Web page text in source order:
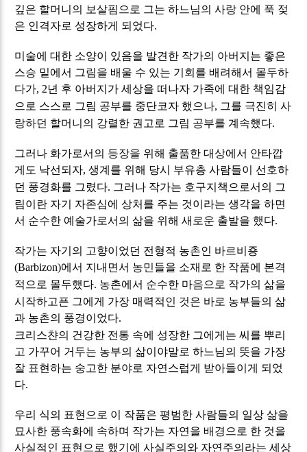
깊은 할머니의 보살핌으로 그는 하느님의 사랑 안에 푹 젖
은 인격자로 성장하게 되었다.
미술에 대한 소양이 있음을 발견한 작가의 아버지는 좋은
스승 밑에서 그림을 배울 수 있는 기회를 배려해서 몰두하
다가, 2년 후 아버지가 세상을 떠나자 가족에 대한 책임감
으로 스스로 그림 공부를 중단코자 했으나, 그를 극진히 사
랑하던 할머니의 강렬한 권고로 그림 공부를 계속했다.
그러나 화가로서의 등장을 위해 출품한 대상에서 안타깝
게도 낙선되자,생계를 위해 당시 부유층 사람들이 선호하
던 풍경화를 그렸다. 그러나 작가는 호구지책으로서의 그
림이란 자기 자존심에 상처를 주는 것이라는 생각을 하면
서 순수한 예술가로서의 삶을 위해 새로운 출발을 했다.
작가는 자기의 고향이었던 전형적 농촌인 바르비죵
(Barbizon)에서 지내면서 농민들을 소재로 한 작품에 본격
적으로 몰두했다. 농촌에서 순수한 마음으로 작가의 삶을
시작하고픈 그에게 가장 매력적인 것은 바로 농부들의 삶
과 농촌의 풍경이었다.
크리스챤의 건강한 전통 속에 성장한 그에게는 씨를 뿌리
고 가꾸어 거두는 농부의 삶이야말로 하느님의 뜻을 가장
잘 표현하는 숭고한 분야로 자연스럽게 받아들이게 되었
다.
우리 식의 표현으로 이 작품은 평범한 사람들의 일상 삶을
묘사한 풍속화에 속하며 작가는 자연을 배경으로 한 것을
사실적인 표현으로 했기에 사실주의와 자연주의라는 세상